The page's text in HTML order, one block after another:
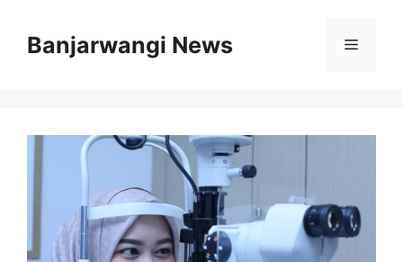
Banjarwangi News Menu